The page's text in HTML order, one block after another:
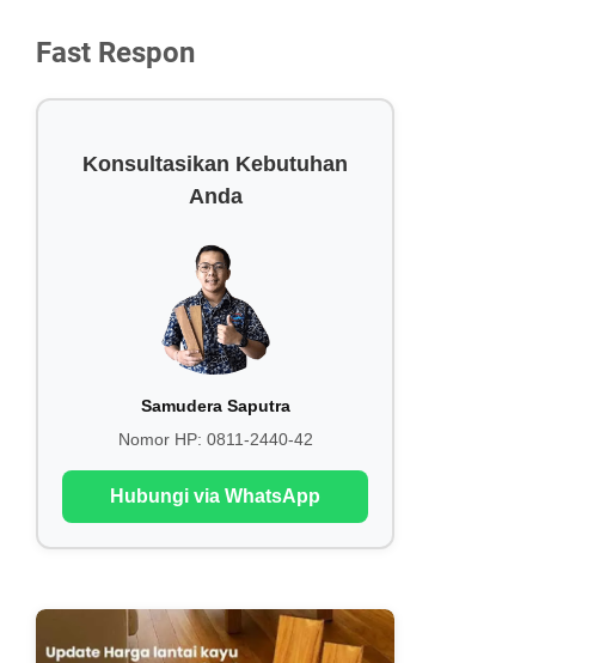
Fast Respon
Konsultasikan Kebutuhan
Anda
Samudera Saputra
Nomor HP: 0811-2440-42
Hubungi via WhatsApp